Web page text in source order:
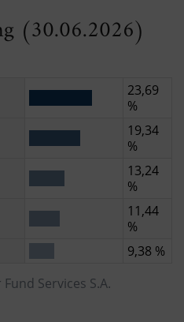
(30.06.2026)
23,69
%
19,34
%
13,24
%
11,44
%
9,38 %
Services S.A.